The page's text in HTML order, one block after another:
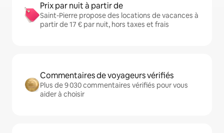
Prix par nuit à partir de
Saint-Pierre propose des locations de vacances à
partir de 17 € par nuit, hors taxes et frais
Commentaires de voyageurs vérifiés
Plus de 9 030 commentaires vérifiés pour vous
aider à choisir